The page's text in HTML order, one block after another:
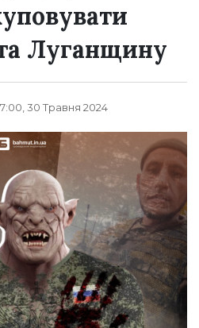
Луганщину
30 Травня 2024